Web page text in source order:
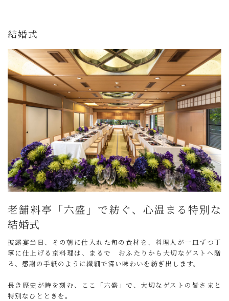
結婚式
老舗料亭「六盛」で紡ぐ、心温まる特別な
結婚式
披露宴当日、その朝に仕入れた旬の食材を、料理人が一皿ずつ丁
寧に仕上げる京料理は、まるで おふたりから大切なゲストへ贈
る、感謝の手紙のように繊細で深い味わいを紡ぎ出します。
長き歴史が時を刻む、ここ「六盛」で、大切なゲストの皆さまと
特別なひとときを。